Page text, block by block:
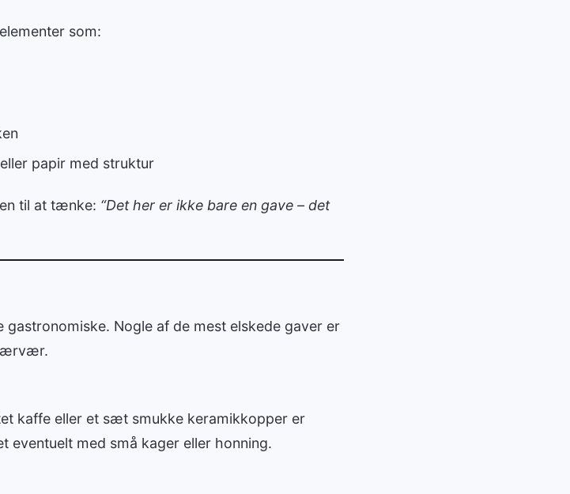
som:
papir med struktur
til at tænke: “Det her er ikke bare en gave – det
Nogle af de mest elskede gaver er
kaffe eller et sæt smukke keramikkopper er
eventuelt med små kager eller honning.